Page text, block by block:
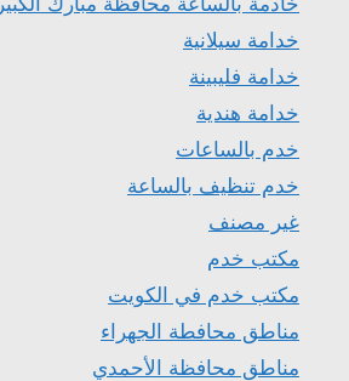
خدامة سيلانية
خدامة فليبينة
خدامة هندية
خدم بالساعات
خدم تنظيف بالساعة
غير مصنف
مكتب خدم
مكتب خدم في الكويت
مناطق محافطة الجهراء
مناطق محافظة الأحمدي